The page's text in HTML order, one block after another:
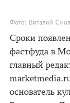
Фото: Виталий
Сроки
фастфуда в
главный
основатель